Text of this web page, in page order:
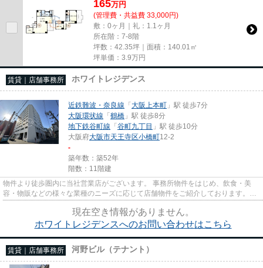
165万円
(管理費・共益費 33,000円)
敷：0ヶ月｜礼：1.1ヶ月
所在階：7-8階
坪数：42.35坪｜面積：140.01㎡
坪単価： 3.9万円
賃貸｜店舗事務所 ホワイトレジデンス
近鉄難波・奈良線 「大阪上本町 」駅 徒歩7分
大阪環状線 「鶴橋 」駅 徒歩8分
地下鉄谷町線 「谷町九丁目 」駅 徒歩10分
大阪府大阪市天王寺区小橋町12-2
-
築年数：築52年
階数：11階建
物件より徒歩圏内に当社営業店がございます。 事務所物件をはじめ、飲食・美
容・物販などの様々な業種のニーズに応じて店舗物件をご紹介しております。
尚、弊社ではおとり広告は一切...
現在空き情報がありません。
ホワイトレジデンスへのお問い合わせはこちら
賃貸｜店舗事務所 河野ビル（テナント）